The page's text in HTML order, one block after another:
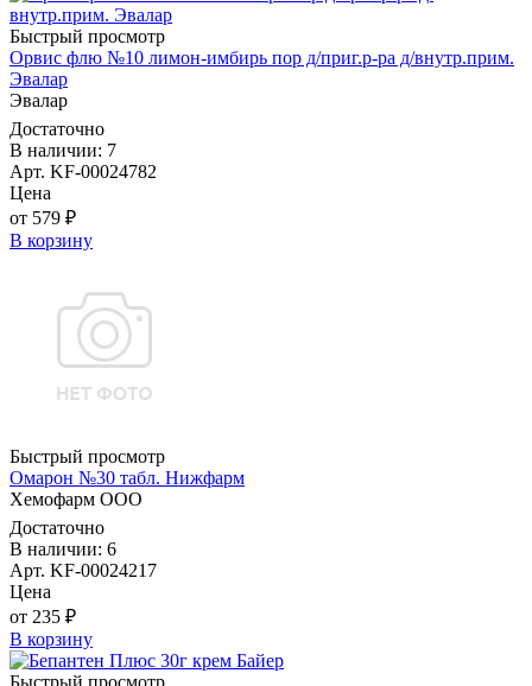
Быстрый просмотр
Орвис флю №10 лимон-имбирь пор д/приг.р-ра д/внутр.прим.
Эвалар
Эвалар
Достаточно
В наличии: 7
Арт. KF-00024782
Цена
от 579 ₽
В корзину
Быстрый просмотр
Омарон №30 табл. Нижфарм
Хемофарм ООО
Достаточно
В наличии: 6
Арт. KF-00024217
Цена
от 235 ₽
В корзину